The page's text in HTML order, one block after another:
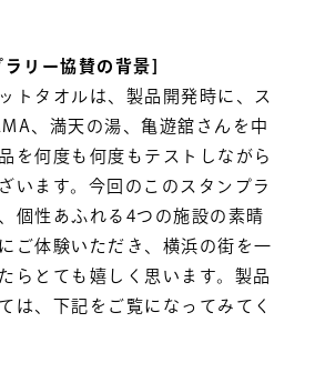
リー協賛の背景]
トタオルは、製品開発時に、ス
、満天の湯、亀遊舘さんを中
を何度も何度もテストしながら
います。今回のこのスタンプラ
個性あふれる4つの施設の素晴
ご体験いただき、横浜の街を一
らとても嬉しく思います。製品
は、下記をご覧になってみてく